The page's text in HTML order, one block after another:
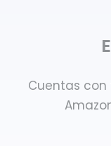
Cuentas